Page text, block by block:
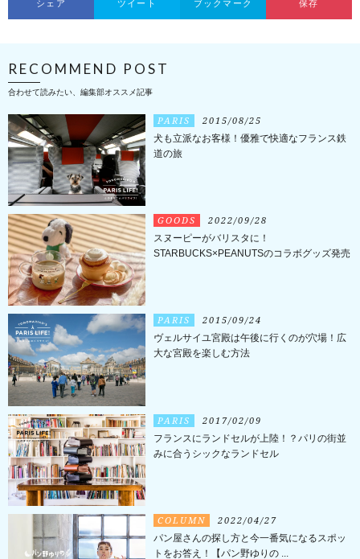
シェア ツイート ブックマーク 保存
RECOMMEND POST
合わせて読みたい、編集部オススメ記事
PARIS 2015/08/25
犬も立派なお客様！優雅で快適なフランス鉄
道の旅
GOODS 2022/09/28
スヌーピーがバリスタに！
STARBUCKS×PEANUTSのコラボグッズ発売
PARIS 2015/09/24
ヴェルサイユ宮殿は午後に行くのが穴場！広
大な宮殿を楽しむ方法
PARIS 2017/02/09
フランスにランドセルが上陸！？パリの街並
みに合うシックなランドセル
COLUMN 2022/04/27
パン屋さんの探し方と今一番気になるスポッ
トをお答え！【パン野ゆりの ...